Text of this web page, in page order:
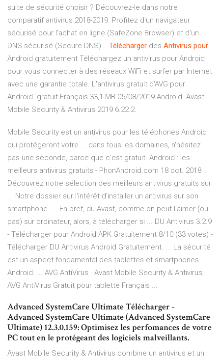
suite de sécurité choisir ? Découvrez-le dans notre
comparatif antivirus 2018-2019. Profitez d'un navigateur
sécurisé pour l'achat en ligne (SafeZone Browser) et d'un
DNS sécurisé (Secure DNS)... Télécharger des Antivirus pour
Android gratuitement Téléchargez un antivirus pour Android
pour vous connecter à des réseaux WiFi et surfer par Internet
avec une garantie totale. L'antivirus gratuit d'AVG pour
Android. gratuit Français 33,1 MB 05/08/2019 Android. Avast
Mobile Security & Antivirus 2019 6.22.2.
Mobile Security est un antivirus pour les téléphones Android
qui protégeront votre ... dans tous les domaines, n'hésitez
pas une seconde, parce que c'est gratuit. Android : les
meilleurs antivirus gratuits - PhonAndroid.com 18 oct. 2018 ...
Découvrez notre sélection des meilleurs antivirus gratuits sur
... Notre dossier sur l'intérêt d'installer un antivirus sur son
smartphone .... En bref, du Avast, comme on peut l'aimer (ou
pas) sur ordinateur, alors, à télécharger si ... DU Antivirus 3.2.9
- Télécharger pour Android APK Gratuitement 8/10 (33 votes) -
Télécharger DU Antivirus Android Gratuitement. ... La sécurité
est un aspect fondamental des tablettes et smartphones
Android. ... AVG AntiVirus · Avast Mobile Security & Antivirus;
AVG AntiVirus Gratuit pour tablette Français ...
Advanced SystemCare Ultimate Télécharger -
Advanced SystemCare Ultimate (Advanced SystemCare
Ultimate) 12.3.0.159: Optimisez les perfomances de votre
PC tout en le protégeant des logiciels malveillants.
Avast Mobile Security & Antivirus combine un antivirus et un